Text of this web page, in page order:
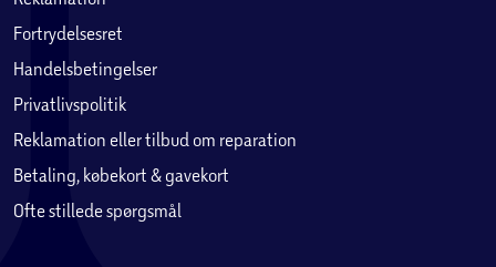
Fortrydelsesret
Handelsbetingelser
Privatlivspolitik
Reklamation eller tilbud om reparation
Betaling, købekort & gavekort
Ofte stillede spørgsmål